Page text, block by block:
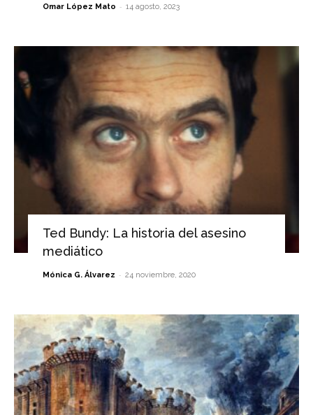
Omar López Mato - 14 agosto, 2023
Ted Bundy: La historia del asesino
mediático
Mónica G. Álvarez - 24 noviembre, 2020